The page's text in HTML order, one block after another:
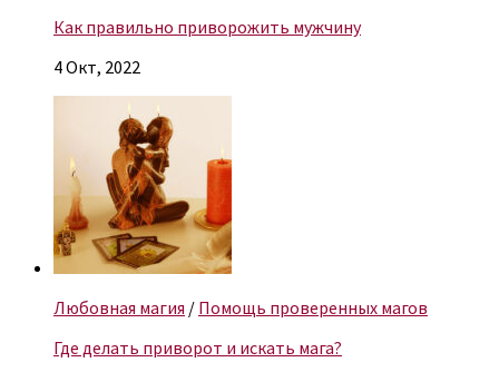
Как правильно приворожить мужчину
4 Окт, 2022
Любовная магия / Помощь проверенных магов
Где делать приворот и искать мага?